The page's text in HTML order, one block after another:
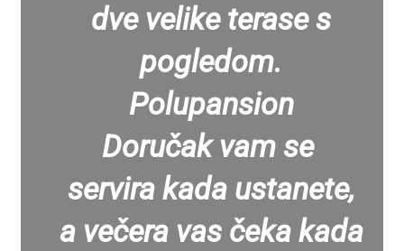
dve velike terase s
pogledom.
Polupansion
Doručak vam se
servira kada ustanete,
a večera vas čeka kada